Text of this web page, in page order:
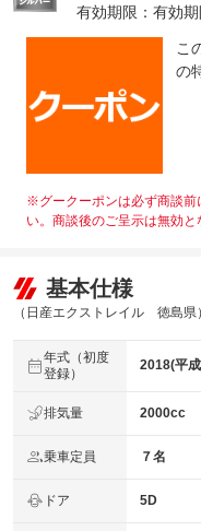
有効期限：有効期
こ
の
※グークーポンは必ず商談前
い。商談後のご呈示は無効と
基本仕様
（日産エクストレイル 徳島県）
年式（初度
登録）
2018(平
排気量 2000cc
乗車定員 ７名
ドア 5D